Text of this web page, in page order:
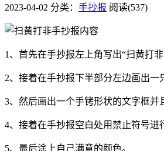
2023-04-02 分类： 手抄报 阅读(537)
1、首先在手抄报左上角写出“扫黄打
2、接着在手抄报下半部分左边画出一
3、然后画出一个手铐形状的文字框并
4、接着在手抄报空白处用禁止符号进
5、最后涂上自己满意的颜色。